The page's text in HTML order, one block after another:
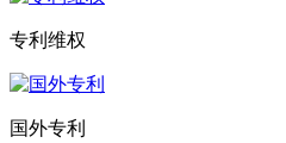
专利维权
国外专利